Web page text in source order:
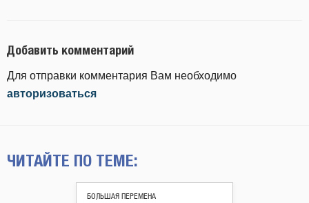
Добавить комментарий
Для отправки комментария Вам необходимо
авторизоваться
ЧИТАЙТЕ ПО ТЕМЕ:
БОЛЬШАЯ ПЕРЕМЕНА